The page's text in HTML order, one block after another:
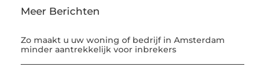
Meer Berichten
Zo maakt u uw woning of bedrijf in Amsterdam
minder aantrekkelijk voor inbrekers